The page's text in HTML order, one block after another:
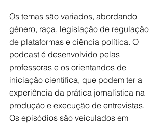
Os temas são variados, abordando
gênero, raça, legislação de regulação
de plataformas e ciência política. O
podcast é desenvolvido pelas
professoras e os orientandos de
iniciação científica, que podem ter a
experiência da prática jornalística na
produção e execução de entrevistas.
Os episódios são veiculados em